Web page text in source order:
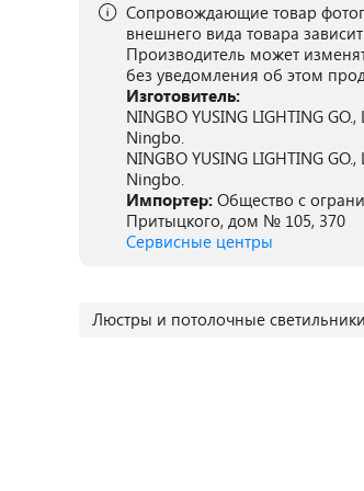
Сопровождающие товар
внешнего вида товара
Производитель может
без уведомления об этом
Изготовитель:
NINGBO YUSING LIGHTING
Ningbo.
NINGBO YUSING LIGHTING
Ningbo.
Импортер: Общество с
Притыцкого, дом № 105, 370
Сервисные центры
Люстры и потолочные